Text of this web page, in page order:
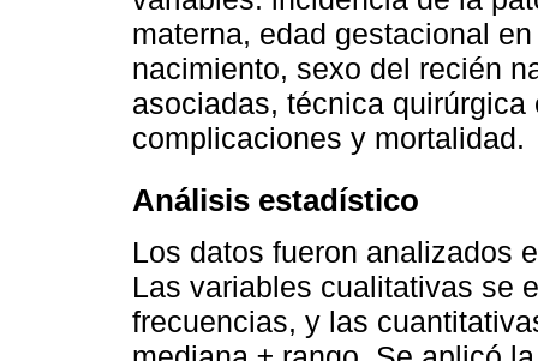
materna, edad gestacional
nacimiento, sexo del recién
asociadas, técnica
complicaciones y mortalidad.
Análisis estadístico
Los datos fueron analizados
Las variables cualitativas se
frecuencias, y las